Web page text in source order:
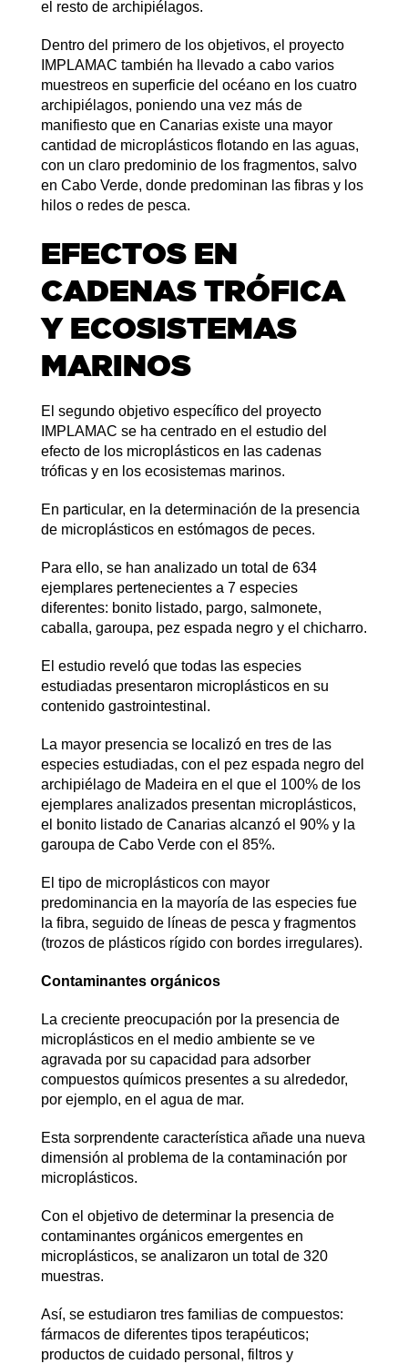
el resto de archipiélagos.
Dentro del primero de los objetivos, el proyecto
IMPLAMAC también ha llevado a cabo varios
muestreos en superficie del océano en los cuatro
archipiélagos, poniendo una vez más de
manifiesto que en Canarias existe una mayor
cantidad de microplásticos flotando en las aguas,
con un claro predominio de los fragmentos, salvo
en Cabo Verde, donde predominan las fibras y los
hilos o redes de pesca.
EFECTOS EN
CADENAS TRÓFICA
Y ECOSISTEMAS
MARINOS
El segundo objetivo específico del proyecto
IMPLAMAC se ha centrado en el estudio del
efecto de los microplásticos en las cadenas
tróficas y en los ecosistemas marinos.
En particular, en la determinación de la presencia
de microplásticos en estómagos de peces.
Para ello, se han analizado un total de 634
ejemplares pertenecientes a 7 especies
diferentes: bonito listado, pargo, salmonete,
caballa, garoupa, pez espada negro y el chicharro.
El estudio reveló que todas las especies
estudiadas presentaron microplásticos en su
contenido gastrointestinal.
La mayor presencia se localizó en tres de las
especies estudiadas, con el pez espada negro del
archipiélago de Madeira en el que el 100% de los
ejemplares analizados presentan microplásticos,
el bonito listado de Canarias alcanzó el 90% y la
garoupa de Cabo Verde con el 85%.
El tipo de microplásticos con mayor
predominancia en la mayoría de las especies fue
la fibra, seguido de líneas de pesca y fragmentos
(trozos de plásticos rígido con bordes irregulares).
Contaminantes orgánicos
La creciente preocupación por la presencia de
microplásticos en el medio ambiente se ve
agravada por su capacidad para adsorber
compuestos químicos presentes a su alrededor,
por ejemplo, en el agua de mar.
Esta sorprendente característica añade una nueva
dimensión al problema de la contaminación por
microplásticos.
Con el objetivo de determinar la presencia de
contaminantes orgánicos emergentes en
microplásticos, se analizaron un total de 320
muestras.
Así, se estudiaron tres familias de compuestos:
fármacos de diferentes tipos terapéuticos;
productos de cuidado personal, filtros y